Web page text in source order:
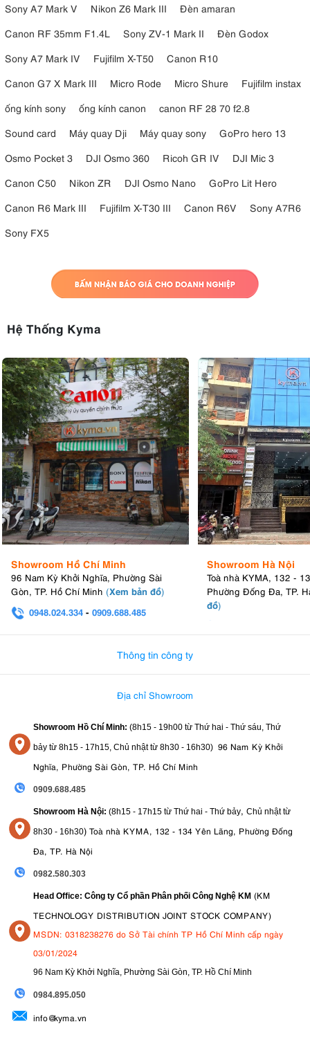
Sony A7 Mark V
Nikon Z6 Mark III
Đèn amaran
Canon RF 35mm F1.4L
Sony ZV-1 Mark II
Đèn Godox
Sony A7 Mark IV
Fujifilm X-T50
Canon R10
Canon G7 X Mark III
Micro Rode Micro Shure
Fujifilm instax
ống kính sony
ống kính canon
canon RF 28 70 f2.8
Sound card
Máy quay Dji Máy quay sony
GoPro hero 13
Osmo Pocket 3
DJI Osmo 360 Ricoh GR IV
DJI Mic 3
Canon C50
Nikon ZR DJI Osmo Nano
GoPro Lit Hero
Canon R6 Mark III
Fujifilm X-T30 III Canon R6V
Sony A7R6
Sony FX5
Hệ Thống Kyma
Showroom Hồ Chí Minh
96 Nam Kỳ Khởi Nghĩa, Phường Sài
Gòn, TP. Hồ Chí Minh (Xem bản đồ)
0948.024.334 - 0909.688.485
Showroom Hà Nội
Toà nhà KYMA, 132 -
Phường Đống Đa, TP.
đồ)
Thông tin công ty
Địa chỉ Showroom
Showroom Hồ Chí Minh: (8h15 - 19h00 từ Thứ hai - Thứ sáu, Thứ
bảy từ 8h15 - 17h15, Chủ nhật từ 8h30 - 16h30) 96 Nam Kỳ Khởi
Nghĩa, Phường Sài Gòn, TP. Hồ Chí Minh
0909.688.485
Showroom Hà Nội: (8h15 - 17h15 từ Thứ hai - Thứ bảy, Chủ nhật từ
8h30 - 16h30) Toà nhà KYMA, 132 - 134 Yên Lãng, Phường Đống
Đa, TP. Hà Nội
0982.580.303
Head Office: Công ty Cổ phần Phân phối Công Nghệ KM (KM
TECHNOLOGY DISTRIBUTION JOINT STOCK COMPANY)
MSDN: 0318238276 do Sở Tài chính TP Hồ Chí Minh cấp ngày
03/01/2024
96 Nam Kỳ Khởi Nghĩa, Phường Sài Gòn, TP. Hồ Chí Minh
0984.895.050
info@kyma.vn